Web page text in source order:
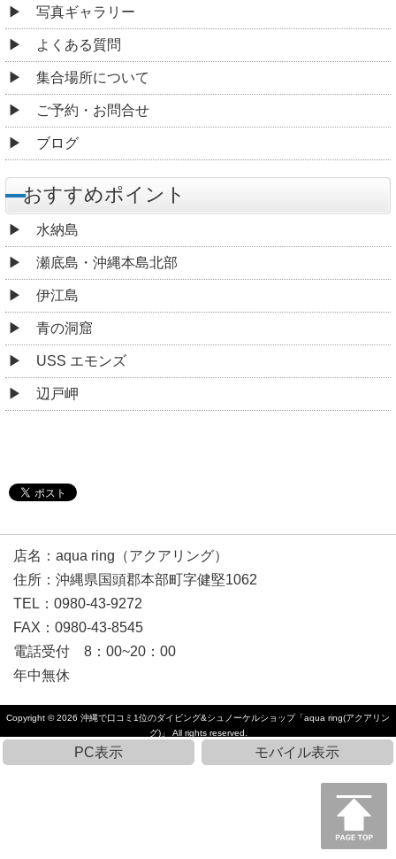
写真ギャラリー
よくある質問
集合場所について
ご予約・お問合せ
ブログ
おすすめポイント
水納島
瀬底島・沖縄本島北部
伊江島
青の洞窟
USS エモンズ
辺戸岬
店名：aqua ring（アクアリング）
住所：沖縄県国頭郡本部町字健堅1062
TEL：0980-43-9272
FAX：0980-43-8545
電話受付 8：00~20：00
年中無休
Copyright © 2026 沖縄で口コミ1位のダイビング&シュノーケルショップ「aqua ring(アクアリン
グ)」
All rights reserved.
PC表示 モバイル表示